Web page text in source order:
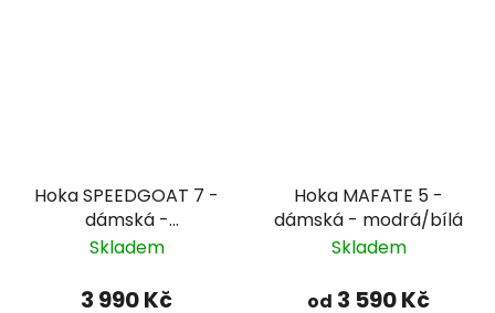
Hoka SPEEDGOAT 7 -
dámská -
černá/růžová
Skladem
3 990 Kč
Hoka MAFATE 5 -
dámská - modrá/bílá
Skladem
od 3 590 Kč